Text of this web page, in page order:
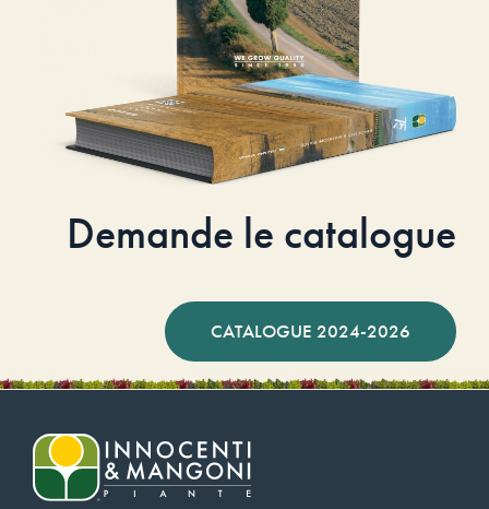
Demande le catalogue
CATALOGUE 2024-2026